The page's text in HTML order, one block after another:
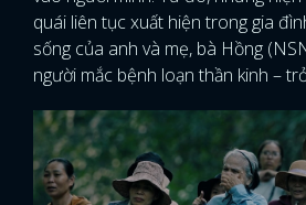
quái liên tục xuất hiện trong gia
sống của anh và mẹ, bà Hồng
người mắc bệnh loạn thần kinh –